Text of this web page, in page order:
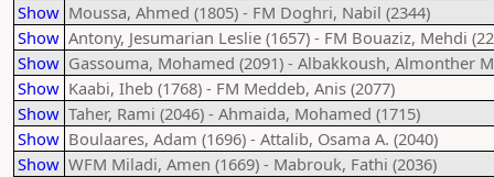
Show Moussa, Ahmed (1805) - FM Doghri, Nabil (2344)
Show Antony, Jesumarian Leslie (1657) - FM Bouaziz, Mehdi
Show Gassouma, Mohamed (2091) - Albakkoush, Almonther
Show Kaabi, Iheb (1768) - FM Meddeb, Anis (2077)
Show Taher, Rami (2046) - Ahmaida, Mohamed (1715)
Show Boulaares, Adam (1696) - Attalib, Osama A. (2040)
Show WFM Miladi, Amen (1669) - Mabrouk, Fathi (2036)